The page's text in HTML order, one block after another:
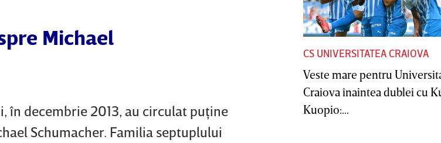
Michael
în decembrie 2013, au circulat puţine
Schumacher. Familia septuplului
CS UNIVERSITATEA CRAIOVA
Veste mare pentru
Craiova înaintea dublei cu
Kuopio:...